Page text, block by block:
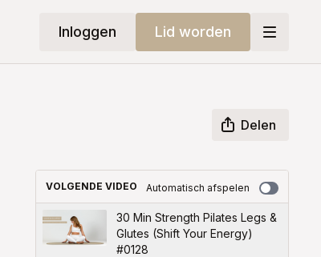
Inloggen Lid worden
Delen
VOLGENDE VIDEO Automatisch afspelen
30 Min Strength Pilates Legs &
Glutes (Shift Your Energy)
#0128